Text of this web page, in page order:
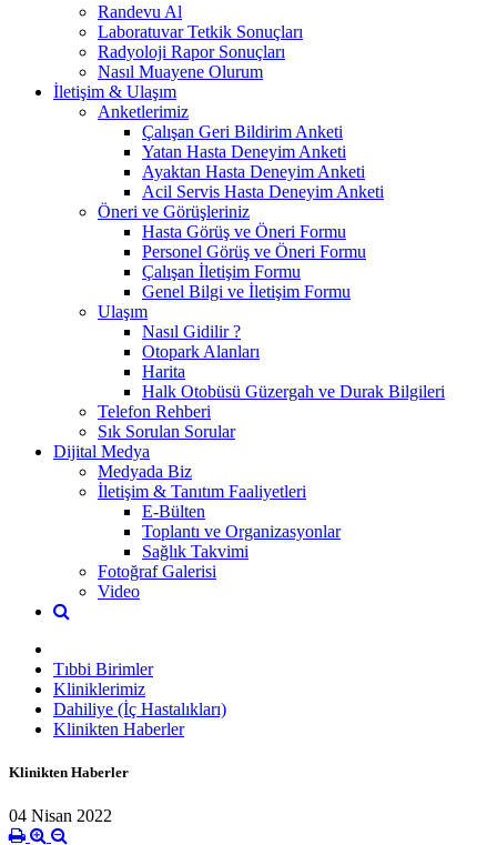
Randevu Al
Laboratuvar Tetkik Sonuçları
Radyoloji Rapor Sonuçları
Nasıl Muayene Olurum
İletişim & Ulaşım
Anketlerimiz
Çalışan Geri Bildirim Anketi
Yatan Hasta Deneyim Anketi
Ayaktan Hasta Deneyim Anketi
Acil Servis Hasta Deneyim Anketi
Öneri ve Görüşleriniz
Hasta Görüş ve Öneri Formu
Personel Görüş ve Öneri Formu
Çalışan İletişim Formu
Genel Bilgi ve İletişim Formu
Ulaşım
Nasıl Gidilir ?
Otopark Alanları
Harita
Halk Otobüsü Güzergah ve Durak Bilgileri
Telefon Rehberi
Sık Sorulan Sorular
Dijital Medya
Medyada Biz
İletişim & Tanıtım Faaliyetleri
E-Bülten
Toplantı ve Organizasyonlar
Sağlık Takvimi
Fotoğraf Galerisi
Video
Tıbbi Birimler
Kliniklerimiz
Dahiliye (İç Hastalıkları)
Klinikten Haberler
Klinikten Haberler
04 Nisan 2022